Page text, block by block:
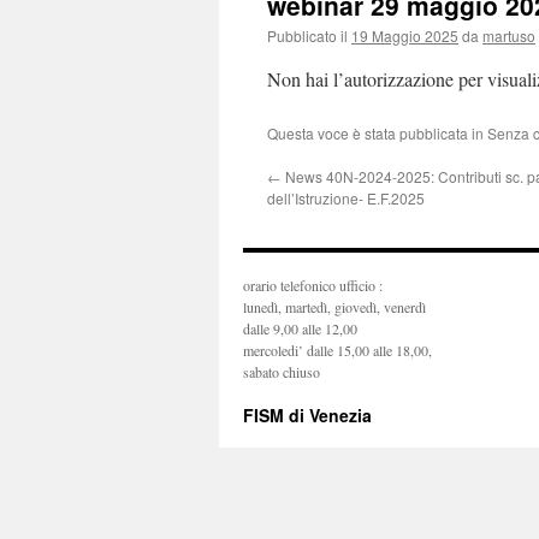
Pubblicato il 19 Maggio 2025 da martuso
Non hai l’autorizzazione per
Questa voce è stata pubblicata in Senza
← News 40N-2024-2025: Contributi sc.
dell’Istruzione- E.F.2025
orario telefonico ufficio :
lunedì, martedì, giovedì, venerdì
dalle 9,00 alle 12,00
mercoledi’ dalle 15,00 alle 18,00,
sabato chiuso
FISM di Venezia